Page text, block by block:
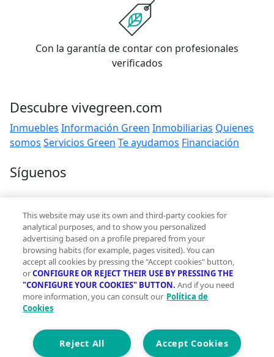
Con la garantía de contar con profesionales
verificados
Descubre vivegreen.com
Inmuebles Información Green Inmobiliarias Quienes
somos Servicios Green Te ayudamos Financiación
Síguenos
Contacto
hola@vivegreen.com
Aviso Legal
Condiciones de uso
Politica de privacidad
Política de cookies
This website may use its own and third-party cookies for
analytical purposes, and to show you personalized
advertising based on a profile prepared from your
browsing habits (for example, pages visited). You can
accept all cookies by pressing the "Accept cookies" button,
orCONFIGURE OR REJECT THEIR USE BY PRESSING THE
"CONFIGURE YOUR COOKIES" BUTTON. And if you need
more information, you can consult our Política de
Cookies
Accept Cookies
Reject All